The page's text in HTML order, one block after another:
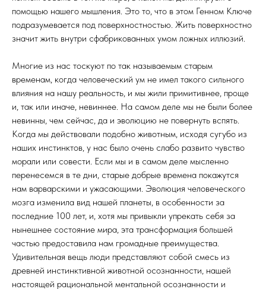
помощью нашего мышления. Это то, что в этом Генном Ключе
подразумевается под поверхностностью. Жить поверхностно
значит жить внутри сфабрикованных умом ложных иллюзий.
Многие из нас тоскуют по так называемым старым
временам, когда человеческий ум не имел такого сильного
влияния на нашу реальность, и мы жили примитивнее, проще
и, так или иначе, невиннее. На самом деле мы не были более
невинны, чем сейчас, да и эволюцию не повернуть вспять.
Когда мы действовали подобно животным, исходя сугубо из
наших инстинктов, у нас было очень слабо развито чувство
морали или совести. Если мы и в самом деле мысленно
перенесемся в те дни, старые добрые времена покажутся
нам варварскими и ужасающими. Эволюция человеческого
мозга изменила вид нашей планеты, в особенности за
последние 100 лет, и, хотя мы привыкли упрекать себя за
нынешнее состояние мира, эта трансформация большей
частью предоставила нам громадные преимущества.
Удивительная вещь люди представляют собой смесь из
древней инстинктивной животной осознанности, нашей
настоящей рациональной ментальной осознанности и